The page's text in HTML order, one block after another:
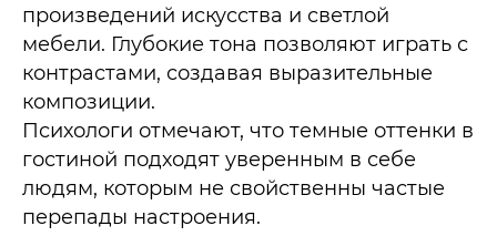
произведений искусства и светлой
мебели. Глубокие тона позволяют играть с
контрастами, создавая выразительные
композиции.
Психологи отмечают, что темные оттенки в
гостиной подходят уверенным в себе
людям, которым не свойственны частые
перепады настроения.